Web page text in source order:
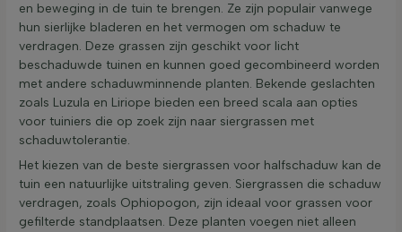
en beweging in de tuin te brengen. Ze zijn populair vanwege
hun sierlijke bladeren en het vermogen om schaduw te
verdragen. Deze grassen zijn geschikt voor licht
beschaduwde tuinen en kunnen goed gecombineerd worden
met andere schaduwminnende planten. Bekende geslachten
zoals Luzula en Liriope bieden een breed scala aan opties
voor tuiniers die op zoek zijn naar siergrassen met
schaduwtolerantie.
Het kiezen van de beste siergrassen voor halfschaduw kan de
tuin een natuurlijke uitstraling geven. Siergrassen die schaduw
verdragen, zoals Ophiopogon, zijn ideaal voor grassen voor
gefilterde standplaatsen. Deze planten voegen niet alleen